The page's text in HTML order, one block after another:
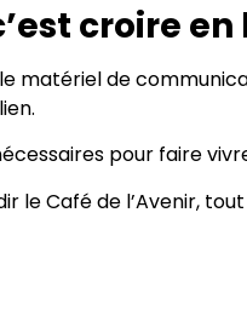
croire
matériel de
pour faire
le Café de l’Avenir,